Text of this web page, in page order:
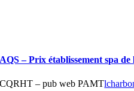
AQS – Prix établissement spa de
CQRHT – pub web PAMT